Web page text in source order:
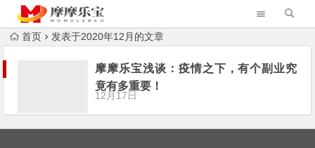
首页 发表于2020年12月的文章
摩摩乐宝浅谈：疫情之下，有个副业究
竟有多重要！
12月17日